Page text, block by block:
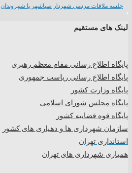
جلسه ملاقات مردمی شهردار صباشهر با شهروندان
لینک های مستقیم
پایگاه اطلاع رسانی مقام معظم رهبری
پایگاه اطلاع رسانی ریاست جمهوری
پایگاه وزارت کشور
پایگاه مجلس شورای اسلامی
پایگاه قوه قضاییه کشور
سازمان شهرداری ها و دهیاری های کشور
استانداری تهران
همیاری شهرداری های تهران